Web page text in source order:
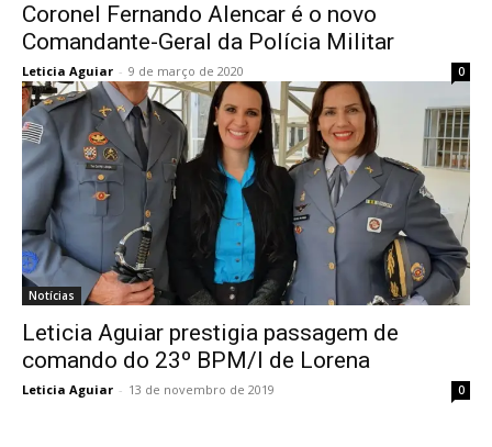
Coronel Fernando Alencar é o novo
Comandante-Geral da Polícia Militar
Leticia Aguiar - 9 de março de 2020 0
Notícias
Leticia Aguiar prestigia passagem de
comando do 23º BPM/I de Lorena
Leticia Aguiar - 13 de novembro de 2019 0